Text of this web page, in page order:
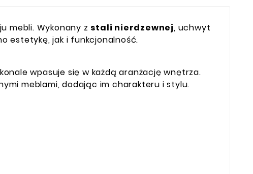
mebli. Wykonany z stali nierdzewnej, uchwyt
estetykę, jak i funkcjonalność.
wpasuje się w każdą aranżację wnętrza.
meblami, dodając im charakteru i stylu.